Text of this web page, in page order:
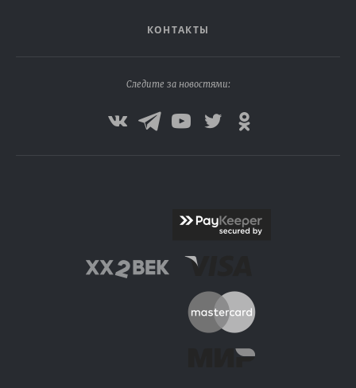
КОНТАКТЫ
Следите за новостями: